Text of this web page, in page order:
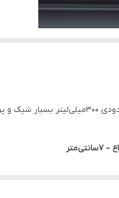
لیوان لته خوری بلور با حجم